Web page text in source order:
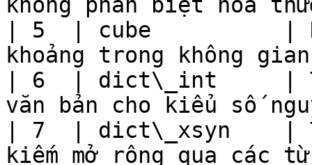
| 5  | cube          |
khoảng trong không
| 6  | dict\_int     |
văn bản cho kiểu
| 7  | dict\_xsyn    |
kiếm mở rộng qua